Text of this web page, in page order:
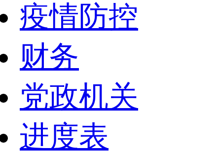
疫情防控
财务
党政机关
进度表